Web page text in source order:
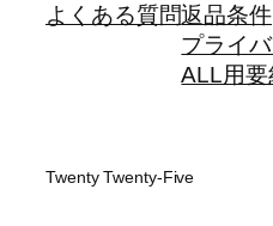
よくある質問返品条件
プライ
ALL用要
Twenty Twenty-Five